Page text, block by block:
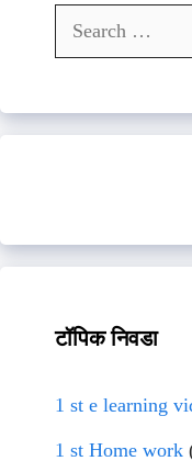
Search
for:
टॉपिक निवडा
1 st e learning
1 st Home work